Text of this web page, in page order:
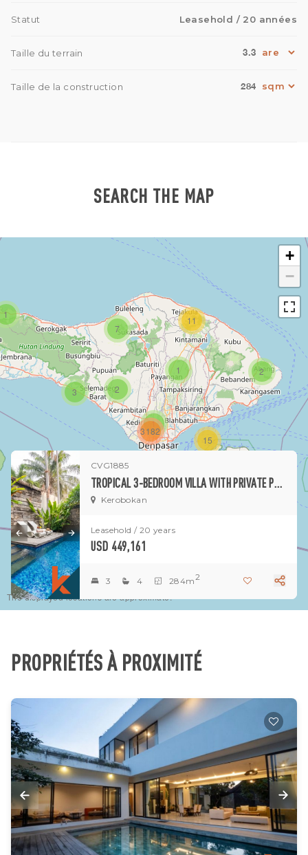
Statut Leasehold / 20 années
Taille du terrain 3.3
Taille de la construction 284
SEARCH THE MAP
1
1
1
3
7
2
15
11
3182
2
+
−
The displayed locations are approximate.
CVG1885
TROPICAL 3-BEDROOM VILLA WITH PRIVATE POOL & SUN DECK IN KEROBOKAN
Kerobokan
Leasehold / 20 years
USD 449,161
3 4 284m2
PROPRIÉTÉS À PROXIMITÉ